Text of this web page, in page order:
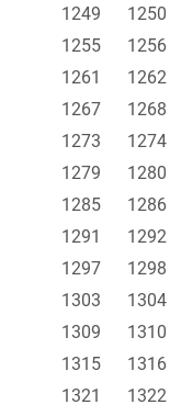
1249
1250
1255
1256
1261
1262
1267
1268
1273
1274
1279
1280
1285
1286
1291
1292
1297
1298
1303
1304
1309
1310
1315
1316
1321
1322